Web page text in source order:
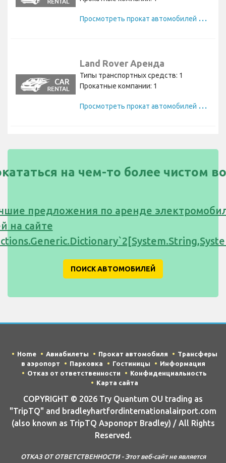
П
росмотреть прокат автомобилей Lincoln
Land Rover Аренда
Типы транспортных средств: 1
Прокатные компании: 1
П
росмотреть прокат автомобилей Land Rover
на чем-то более чистом
предложения по аренде
на сайте
ПОИСК АВТОМОБИЛЕЙ
Home Авиабилеты Прокат автомобиля
Трансферы
в аэропорт
Парковка Гостиницы
Информация
Отказ от ответственности
Конфиденциальность
Карта сайта
COPYRIGHT © 2026 Try Quantum OU trading as
"TripTQ" and bradleyhartfordinternationalairport.com
(also known as TripTQ Аэропорт Bradley) / All Rights
Reserved.
ОТКАЗ ОТ ОТВЕТСТВЕННОСТИ - Этот веб-сайт не является